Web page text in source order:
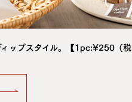
ップスタイル。【1pc:¥250（税